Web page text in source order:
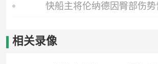
快船主将伦纳德因臀部伤
相关录像